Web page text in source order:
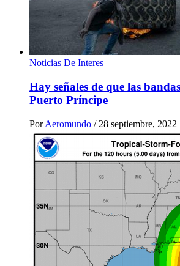
Noticias De Interes
Hay señales de que las
Puerto Príncipe
Por Aeromundo / 28 septiembre, 2022